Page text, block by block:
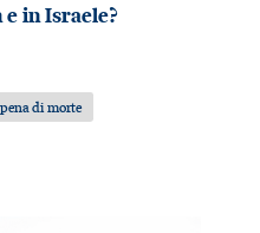
in Israele?
pena di morte